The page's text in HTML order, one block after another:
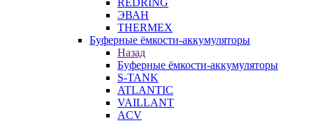
REDRING
ЭВАН
THERMEX
Буферные ёмкости-аккумуляторы
Назад
Буферные ёмкости-аккумуляторы
S-TANK
ATLANTIC
VAILLANT
ACV